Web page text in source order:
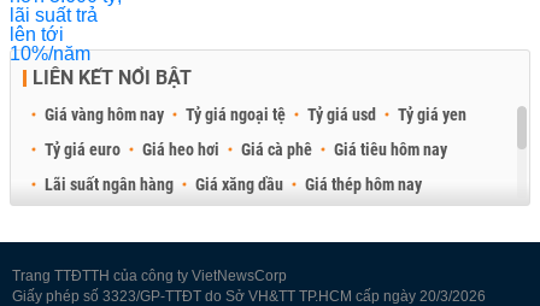
LIÊN KẾT NỔI BẬT
Giá vàng hôm nay Tỷ giá ngoại tệ Tỷ giá usd
Tỷ giá yen
Tỷ giá euro
Giá heo hơi Giá cà phê
Giá tiêu hôm nay
Lãi suất ngân hàng
Giá xăng dầu
Giá thép hôm nay
Trang TTĐTTH của công ty VietNewsCorp
Giấy phép số 3323/GP-TTĐT do Sở VH&TT TP.HCM cấp ngày 20/3/2026